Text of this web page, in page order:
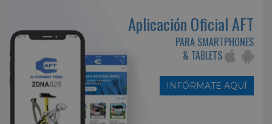
Aplicación Oficial AFT
PARA SMARTPHONES
& TABLETS
INFÓRMATE AQUÍ